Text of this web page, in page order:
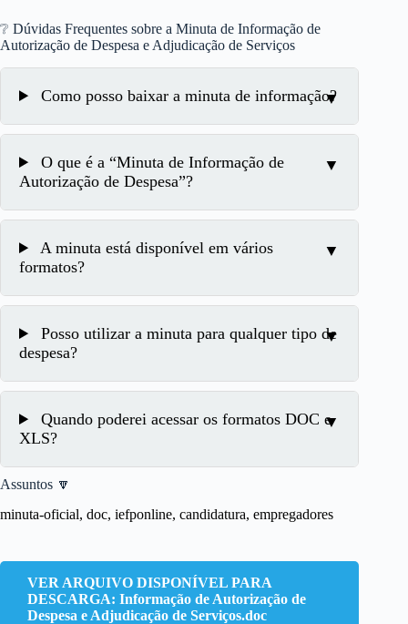
❔ Dúvidas Frequentes sobre a Minuta de Informação de
Autorização de Despesa e Adjudicação de Serviços
Como posso baixar a minuta de informação?
O que é a “Minuta de Informação de
Autorização de Despesa”?
A minuta está disponível em vários
formatos?
Posso utilizar a minuta para qualquer tipo de
despesa?
Quando poderei acessar os formatos DOC e
XLS?
Assuntos 🔽
minuta-oficial, doc, iefponline, candidatura, empregadores
VER ARQUIVO DISPONÍVEL PARA
DESCARGA: Informação de Autorização de
Despesa e Adjudicação de Serviços.doc